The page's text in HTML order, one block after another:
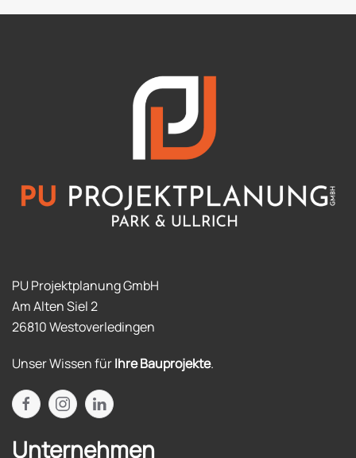
PU Projektplanung GmbH
Am Alten Siel 2
26810 Westoverledingen
Unser Wissen fürIhre Bauprojekte.
Unternehmen